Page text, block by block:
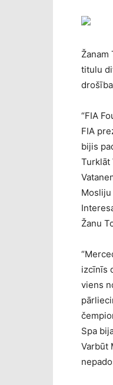
Žanam
titulu
“FIA
FIA
bijis
Turklāt
Mosliju
Žanu
izcīnīs
viens
Spa
Varbūt